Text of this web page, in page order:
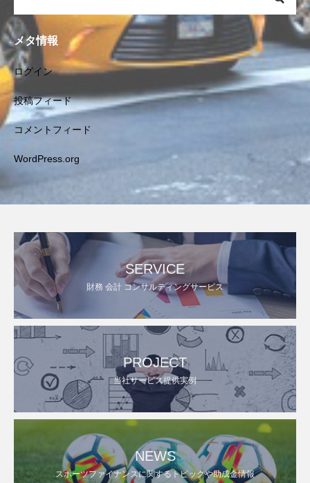
メタ情報
ログイン
投稿フィード
コメントフィード
WordPress.org
SERVICE
財務 会計 コンサルティングサービス
PROJECT
当社サービス提供実例
NEWS
スポーツファイナンスに関するトピックや助成金情報